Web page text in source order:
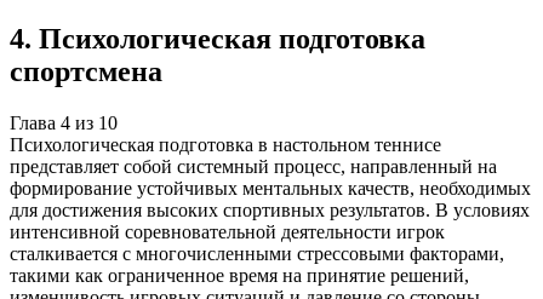
4. Психологическая подготовка
спортсмена
Глава 4 из 10
Психологическая подготовка в настольном теннисе
представляет собой системный процесс, направленный на
формирование устойчивых ментальных качеств, необходимых
для достижения высоких спортивных результатов. В условиях
интенсивной соревновательной деятельности игрок
сталкивается с многочисленными стрессовыми факторами,
такими как ограниченное время на принятие решений,